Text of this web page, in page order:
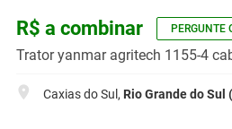
R$ a combinar PERGUNTE
Trator yanmar agritech 1155-4
Caxias do Sul, Rio Grande do Sul